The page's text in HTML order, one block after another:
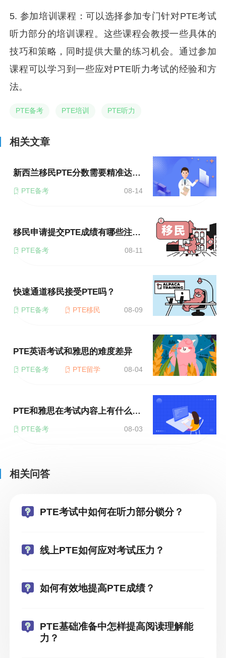
5. 参加培训课程：可以选择参加专门针对PTE考试
听力部分的培训课程。这些课程会教授一些具体的
技巧和策略，同时提供大量的练习机会。通过参加
课程可以学习到一些应对PTE听力考试的经验和方
法。
PTE备考 PTE培训 PTE听力
相关文章
新西兰移民PTE分数需要精准达到吗？
PTE备考 08-14
移民申请提交PTE成绩有哪些注意事项？
PTE备考 08-11
快速通道移民接受PTE吗？
PTE备考 PTE移民 08-09
PTE英语考试和雅思的难度差异
PTE备考 PTE留学 08-04
PTE和雅思在考试内容上有什么区别？
PTE备考 08-03
相关问答
PTE考试中如何在听力部分锁分？
线上PTE如何应对考试压力？
如何有效地提高PTE成绩？
PTE基础准备中怎样提高阅读理解能
力？